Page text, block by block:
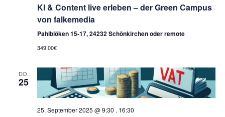
KI & Content live erleben – der Green Campus
von falkemedia
Pahlblöken 15-17, 24232 Schönkirchen oder remote
349,00€
DO.
25
25. September 2025 @ 9:30 . 16:30